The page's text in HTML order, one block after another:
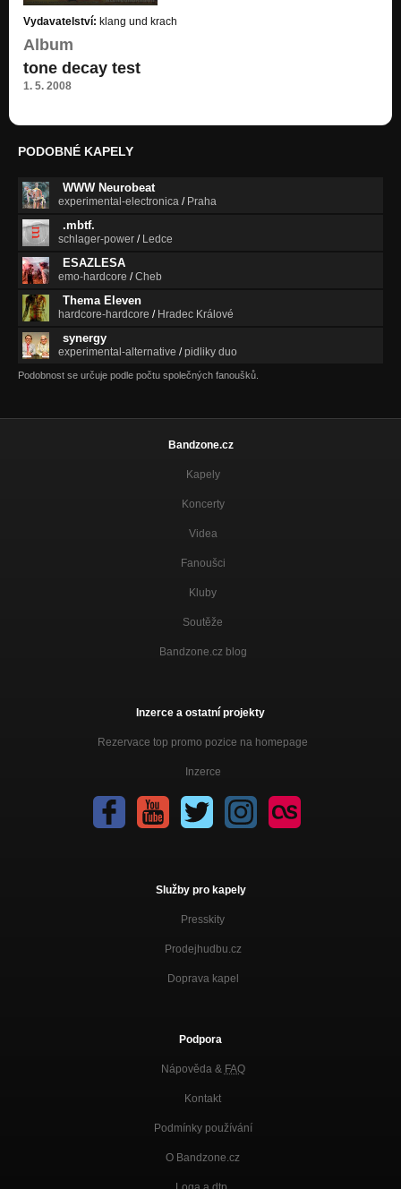
Vydavatelství: klang und krach
Album
tone decay test
1. 5. 2008
PODOBNÉ KAPELY
WWW Neurobeat
experimental-electronica / Praha
.mbtf.
schlager-power / Ledce
ESAZLESA
emo-hardcore /Cheb
Thema Eleven
hardcore-hardcore / Hradec Králové
synergy
experimental-alternative /pidliky duo
Podobnost se určuje podle počtu společných fanoušků.
Bandzone.cz
Kapely
Koncerty
Videa
Fanoušci
Kluby
Soutěže
Bandzone.cz blog
Inzerce a ostatní projekty
Rezervace top promo pozice na homepage
Inzerce
Služby pro kapely
Presskity
Prodejhudbu.cz
Doprava kapel
Podpora
Nápověda & FAQ
Kontakt
Podmínky používání
O Bandzone.cz